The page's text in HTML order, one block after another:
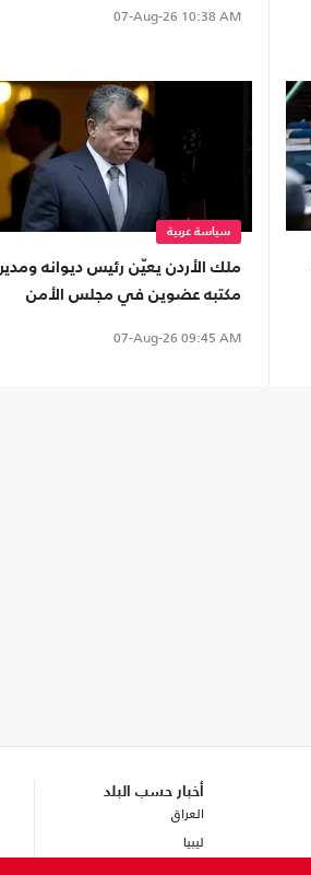
07-Aug-26 10:38 AM
سياسة عربية
ملك الأردن يعيّن رئيس ديوانه ومدير
مكتبه عضوين في مجلس الأمن
07-Aug-26 09:45 AM
أخبار حسب البلد
العراق
ليبيا